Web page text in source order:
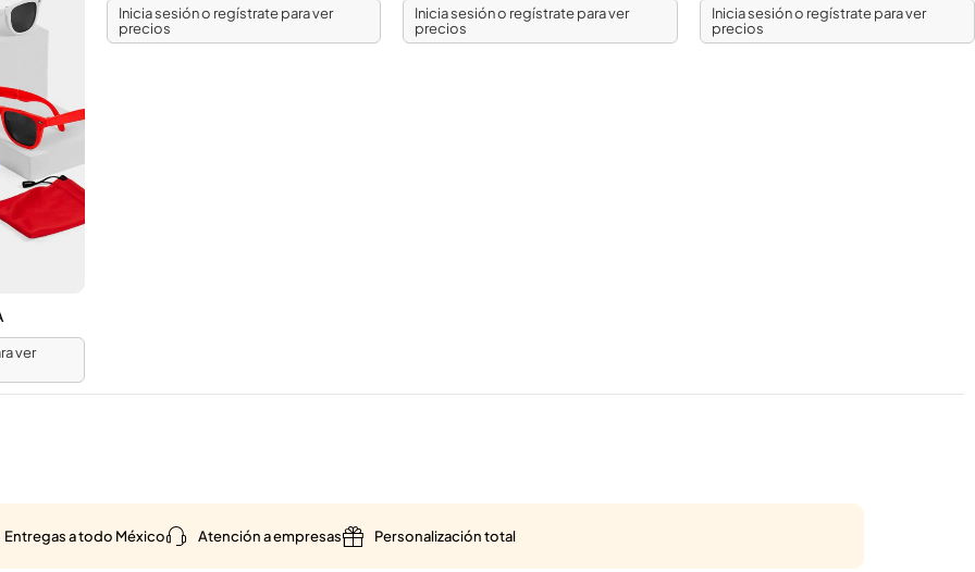
ver
Inicia sesión o regístrate para ver
precios
Inicia sesión o regístrate para ver
precios
Inicia sesión o regístrate para ver
precios
Entregas a todo México Atención a empresas Personalización total